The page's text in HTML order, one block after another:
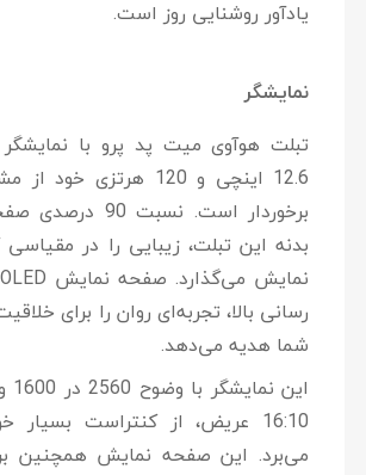
یادآور روشنایی روز است.
نمایشگر
12.6 اینچی و 120 هرتزی
برخوردار است.
بدنه این تبلت، زیبایی را در مقیاسی
رسانی بالا، تجربه‌ای روان را برای
شما هدیه می‌دهد.
16:10 عریض، از کنتراست
می‌برد. این صفحه نمایش همچنین